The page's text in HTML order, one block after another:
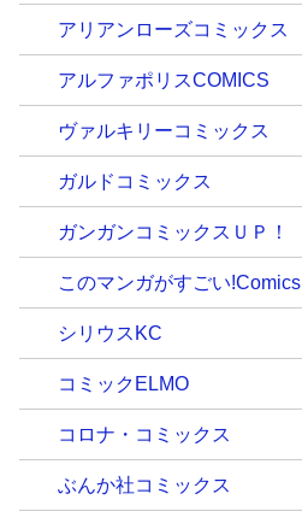
アリアンローズコミックス
アルファポリスCOMICS
ヴァルキリーコミックス
ガルドコミックス
ガンガンコミックスＵＰ！
このマンガがすごい!Comics
シリウスKC
コミックELMO
コロナ・コミックス
ぶんか社コミックス